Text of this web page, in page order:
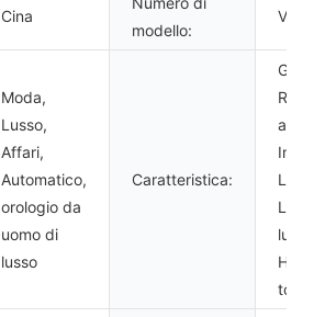
Cina
modello:
Moda,
Lusso,
Affari,
Automatico,
orologio da
uomo di
lusso
Caratteristica: